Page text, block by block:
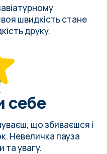
швидкість стане
друку.
себе
що збиваєшся і
. Невеличка пауза
та увагу.